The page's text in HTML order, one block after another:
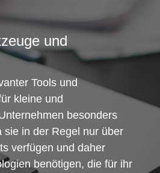
und
Tools und
kleine und
besonders
sie in der Regel nur über
verfügen und daher
benötigen, die für ihr